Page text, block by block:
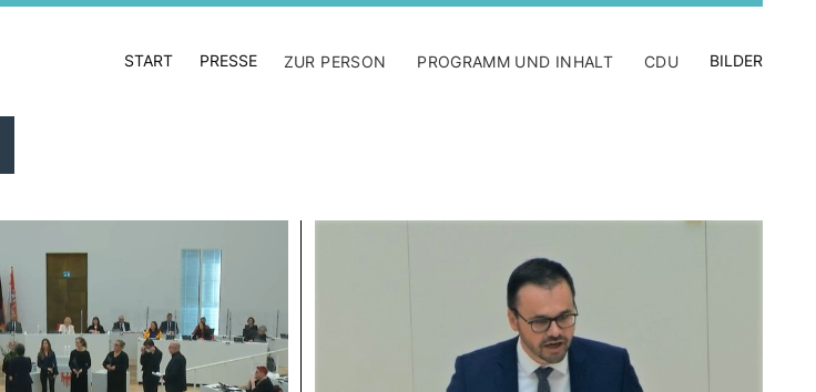
START PRESSE ZUR PERSON PROGRAMM UND INHALT CDU BILDER